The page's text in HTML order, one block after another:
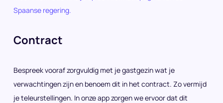
Spaanse regering.
Contract
Bespreek vooraf zorgvuldig met je gastgezin wat je
verwachtingen zijn en benoem dit in het contract. Zo vermijd
je teleurstellingen. In onze app zorgen we ervoor dat dit